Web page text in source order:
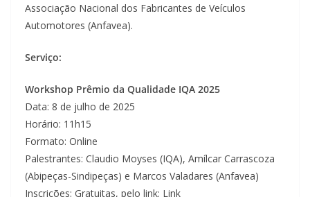
Associação Nacional dos Fabricantes de Veículos
Automotores (Anfavea).
Serviço:
Workshop Prêmio da Qualidade IQA 2025
Data: 8 de julho de 2025
Horário: 11h15
Formato: Online
Palestrantes: Claudio Moyses (IQA), Amílcar Carrascoza
(Abipeças-Sindipeças) e Marcos Valadares (Anfavea)
Inscrições: Gratuitas, pelo link: Link